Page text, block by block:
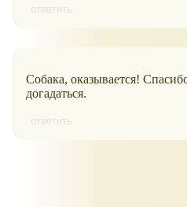
ответить
Собака, оказывается!
догадаться.
ответить